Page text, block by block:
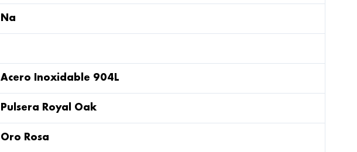
Na
Acero Inoxidable 904L
Pulsera Royal Oak
Oro Rosa